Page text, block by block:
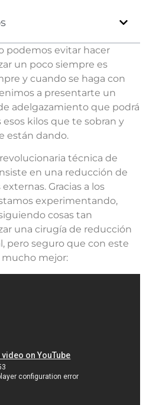
podemos evitar hacer
un poco siempre es
y cuando se haga con
a presentarte un
adelgazamiento que podrá
kilos que te sobran y
están dando.
técnica de
en una reducción de
Gracias a los
experimentando,
cosas tan
una cirugía de reducción
pero seguro que con este
mejor: